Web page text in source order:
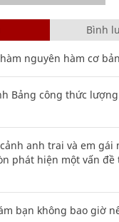
Bình
nguyên hàm cơ
Bảng công thức
anh trai và em gái
phát hiện một vấn đề
bạn không bao giờ